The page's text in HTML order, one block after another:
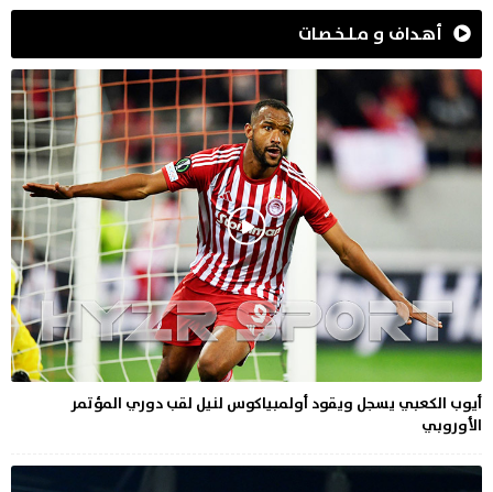
أهـداف و مـلـخـصـات
أيوب الكعبي يسجل ويقود أولمبياكوس لنيل لقب دوري المؤتمر
الأوروبي